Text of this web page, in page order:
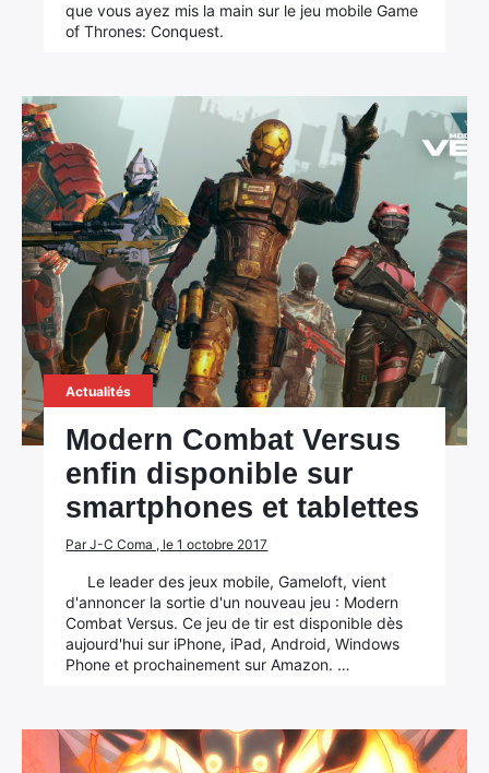
que vous ayez mis la main sur le jeu mobile Game
of Thrones: Conquest.
Actualités
Modern Combat Versus
enfin disponible sur
smartphones et tablettes
Par J-C Coma , le 1 octobre 2017
Le leader des jeux mobile, Gameloft, vient
d'annoncer la sortie d'un nouveau jeu : Modern
Combat Versus. Ce jeu de tir est disponible dès
aujourd'hui sur iPhone, iPad, Android, Windows
Phone et prochainement sur Amazon. …